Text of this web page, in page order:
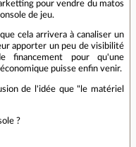
pour vendre du matos
de jeu.
cela arrivera à canaliser un
apporter un peu de visibilité
pour qu'une
puisse enfin venir.
de l'idée que "le matériel
?